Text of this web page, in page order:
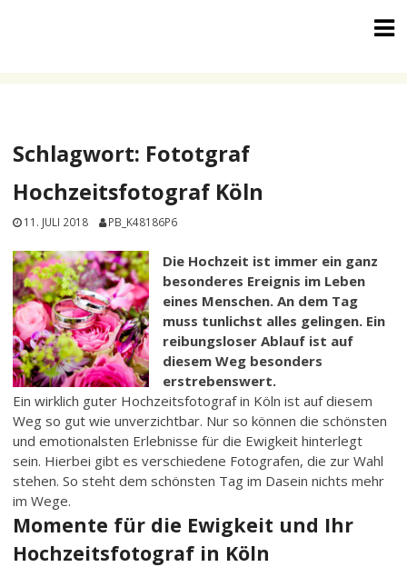
Schlagwort: Fototgraf
Hochzeitsfotograf Köln
11. JULI 2018 PB_K48186P6
Die Hochzeit ist immer ein ganz
besonderes Ereignis im Leben
eines Menschen. An dem Tag
muss tunlichst alles gelingen. Ein
reibungsloser Ablauf ist auf
diesem Weg besonders
erstrebenswert.
Ein wirklich guter Hochzeitsfotograf in Köln ist auf diesem
Weg so gut wie unverzichtbar. Nur so können die schönsten
und emotionalsten Erlebnisse für die Ewigkeit hinterlegt
sein. Hierbei gibt es verschiedene Fotografen, die zur Wahl
stehen. So steht dem schönsten Tag im Dasein nichts mehr
im Wege.
Momente für die Ewigkeit und Ihr
Hochzeitsfotograf in Köln